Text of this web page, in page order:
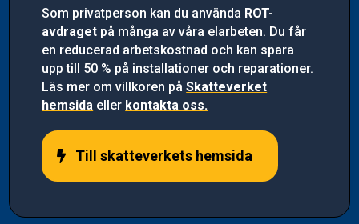
Som privatperson kan du använda ROT-
avdraget på många av våra elarbeten. Du får
en reducerad arbetskostnad och kan spara
upp till 50 % på installationer och reparationer.
Läs mer om villkoren påSkatteverket
hemsida eller kontakta oss.
Till skatteverkets hemsida